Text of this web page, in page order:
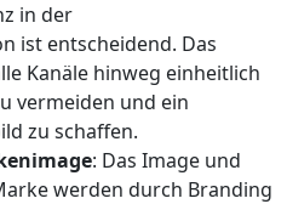
in der
ist entscheidend. Das
Kanäle hinweg einheitlich
vermeiden und ein
zu schaffen.
: Das Image und
werden durch Branding